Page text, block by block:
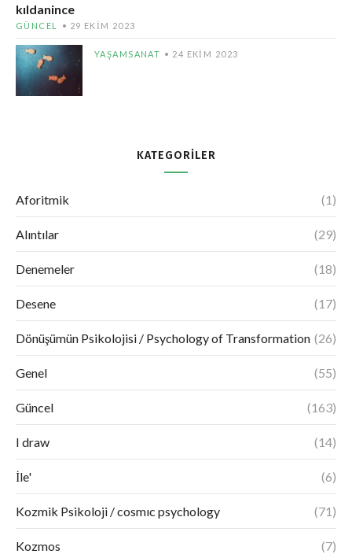
kıldanince
GÜNCEL 29 EKIM 2023
YAŞAMSANAT 24 EKIM 2023
KATEGORILER
Aforitmik (1)
Alıntılar (29)
Denemeler (18)
Desene (17)
Dönüşümün Psikolojisi / Psychology of Transformation (26)
Genel (55)
Güncel (163)
I draw (14)
İle' (6)
Kozmik Psikoloji / cosmıc psychology (71)
Kozmos (7)